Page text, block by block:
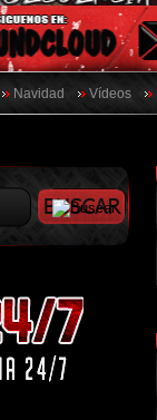
Navidad Vídeos